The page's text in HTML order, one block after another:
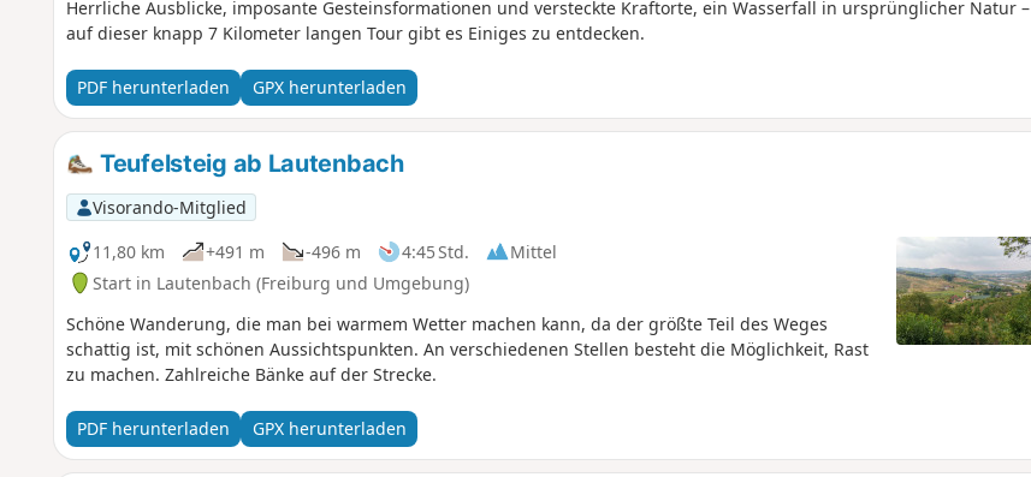
Herrliche Ausblicke, imposante Gesteinsformationen und versteckte Kraftorte, ein Wasserfall in ursprünglicher Natur –
auf dieser knapp 7 Kilometer langen Tour gibt es Einiges zu entdecken.
PDF herunterladen GPX herunterladen
Teufelsteig ab Lautenbach
Visorando-Mitglied
11,80 km
+491 m -496 m 4:45 Std.
Mittel
Start in Lautenbach (Freiburg und Umgebung)
Schöne Wanderung, die man bei warmem Wetter machen kann, da der größte Teil des Weges
schattig ist, mit schönen Aussichtspunkten. An verschiedenen Stellen besteht die Möglichkeit, Rast
zu machen. Zahlreiche Bänke auf der Strecke.
PDF herunterladen GPX herunterladen